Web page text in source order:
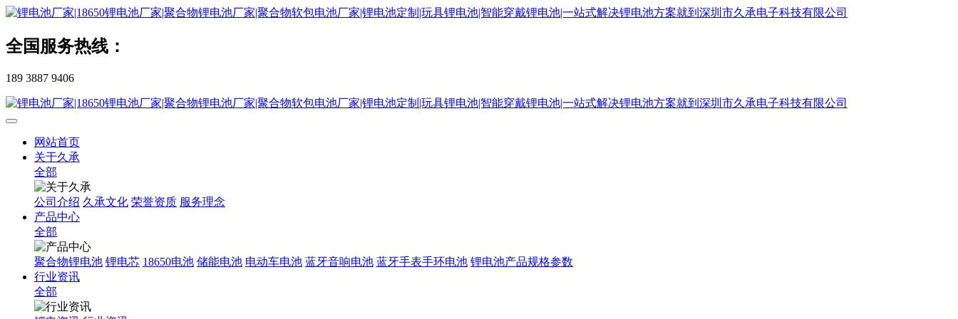
全国服务热线：
189 3887 9406
网站首页
关于久承
全部
公司介绍 久承文化 荣誉资质 服务理念
产品中心
全部
聚合物锂电池 锂电芯 18650电池 储能电池 电动车电池 蓝牙音响电池 蓝牙手表手环电池 锂电池产品规格参数
行业资讯
全部